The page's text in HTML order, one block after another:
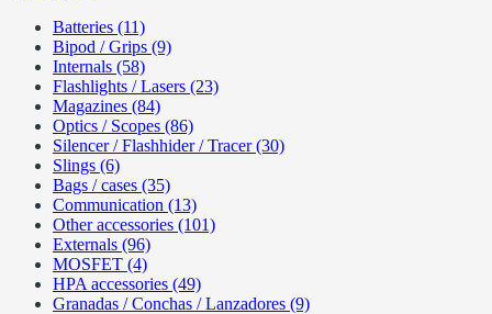
Batteries (11)
Bipod / Grips (9)
Internals (58)
Flashlights / Lasers (23)
Magazines (84)
Optics / Scopes (86)
Silencer / Flashhider / Tracer (30)
Slings (6)
Bags / cases (35)
Communication (13)
Other accessories (101)
Externals (96)
MOSFET (4)
HPA accessories (49)
Granadas / Conchas / Lanzadores (9)